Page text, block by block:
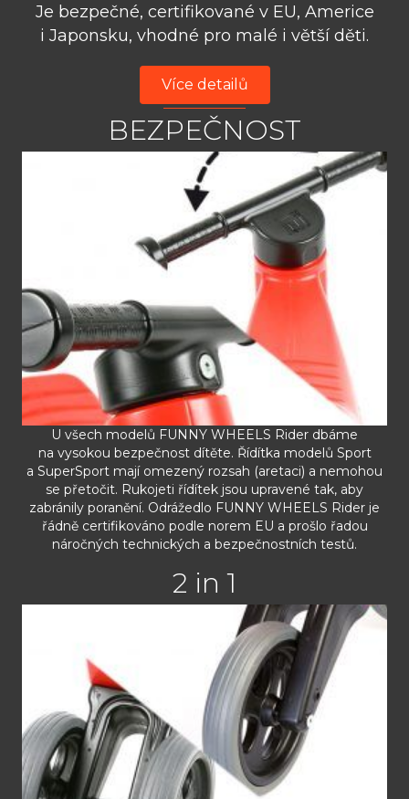
Je bezpečné, certifikované v EU, Americe
i Japonsku, vhodné pro malé i větší děti.
Více detailů
BEZPEČNOST
U všech modelů FUNNY WHEELS Rider dbáme
na vysokou bezpečnost dítěte. Řídítka modelů Sport
a SuperSport mají omezený rozsah (aretaci) a nemohou
se přetočit. Rukojeti řídítek jsou upravené tak, aby
zabránily poranění. Odrážedlo FUNNY WHEELS Rider je
řádně certifikováno podle norem EU a prošlo řadou
náročných technických a bezpečnostních testů.
2 in 1